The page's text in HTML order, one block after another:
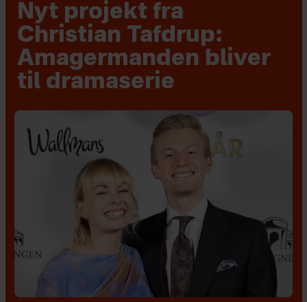
Nyt projekt fra
Christian Tafdrup:
Amagermanden bliver
til dramaserie